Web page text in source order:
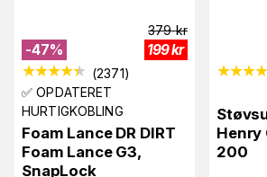
-47%
379 kr
199kr
(2371)
✅ OPDATERET
HURTIGKOBLING
Foam Lance DR DIRT
Foam Lance G3,
SnapLock
Henry
200